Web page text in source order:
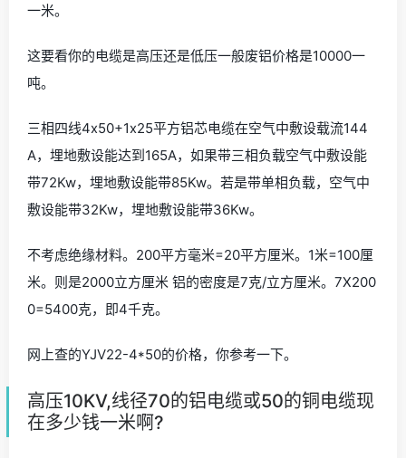
一米。
这要看你的电缆是高压还是低压一般废铝价格是10000一
吨。
三相四线4ⅹ50+1ⅹ25平方铝芯电缆在空气中敷设载流144
A，埋地敷设能达到165A，如果带三相负载空气中敷设能
带72Kw，埋地敷设能带85Kw。若是带单相负载，空气中
敷设能带32Kw，埋地敷设能带36Kw。
不考虑绝缘材料。200平方毫米=20平方厘米。1米=100厘
米。则是2000立方厘米 铝的密度是7克/立方厘米。7X200
0=5400克，即4千克。
网上查的YJV22-4*50的价格，你参考一下。
高压10KV,线径70的铝电缆或50的铜电缆现
在多少钱一米啊?